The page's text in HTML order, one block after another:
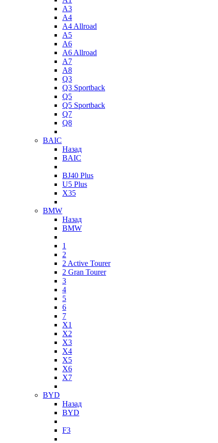
A3
A4
A4 Allroad
A5
A6
A6 Allroad
A7
A8
Q3
Q3 Sportback
Q5
Q5 Sportback
Q7
Q8
BAIC
Назад
BAIC
BJ40 Plus
U5 Plus
X35
BMW
Назад
BMW
1
2
2 Active Tourer
2 Gran Tourer
3
4
5
6
7
X1
X2
X3
X4
X5
X6
X7
BYD
Назад
BYD
F3